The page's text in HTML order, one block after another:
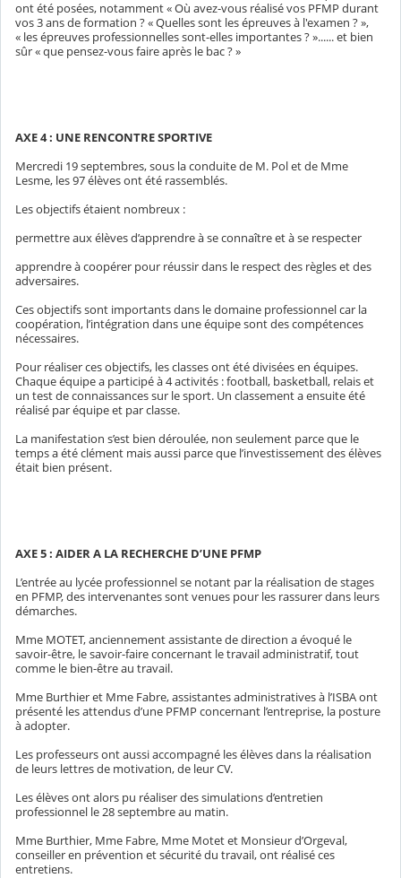
ont été posées, notamment « Où avez-vous réalisé vos PFMP durant
vos 3 ans de formation ? « Quelles sont les épreuves à l'examen ? »,
« les épreuves professionnelles sont-elles importantes ? »...... et bien
sûr « que pensez-vous faire après le bac ? »
AXE 4 : UNE RENCONTRE SPORTIVE
Mercredi 19 septembres, sous la conduite de M. Pol et de Mme
Lesme, les 97 élèves ont été rassemblés.
Les objectifs étaient nombreux :
permettre aux élèves d’apprendre à se connaître et à se respecter
apprendre à coopérer pour réussir dans le respect des règles et des
adversaires.
Ces objectifs sont importants dans le domaine professionnel car la
coopération, l’intégration dans une équipe sont des compétences
nécessaires.
Pour réaliser ces objectifs, les classes ont été divisées en équipes.
Chaque équipe a participé à 4 activités : football, basketball, relais et
un test de connaissances sur le sport. Un classement a ensuite été
réalisé par équipe et par classe.
La manifestation s’est bien déroulée, non seulement parce que le
temps a été clément mais aussi parce que l’investissement des élèves
était bien présent.
AXE 5 : AIDER A LA RECHERCHE D’UNE PFMP
L’entrée au lycée professionnel se notant par la réalisation de stages
en PFMP, des intervenantes sont venues pour les rassurer dans leurs
démarches.
Mme MOTET, anciennement assistante de direction a évoqué le
savoir-être, le savoir-faire concernant le travail administratif, tout
comme le bien-être au travail.
Mme Burthier et Mme Fabre, assistantes administratives à l’ISBA ont
présenté les attendus d’une PFMP concernant l’entreprise, la posture
à adopter.
Les professeurs ont aussi accompagné les élèves dans la réalisation
de leurs lettres de motivation, de leur CV.
Les élèves ont alors pu réaliser des simulations d’entretien
professionnel le 28 septembre au matin.
Mme Burthier, Mme Fabre, Mme Motet et Monsieur d’Orgeval,
conseiller en prévention et sécurité du travail, ont réalisé ces
entretiens.